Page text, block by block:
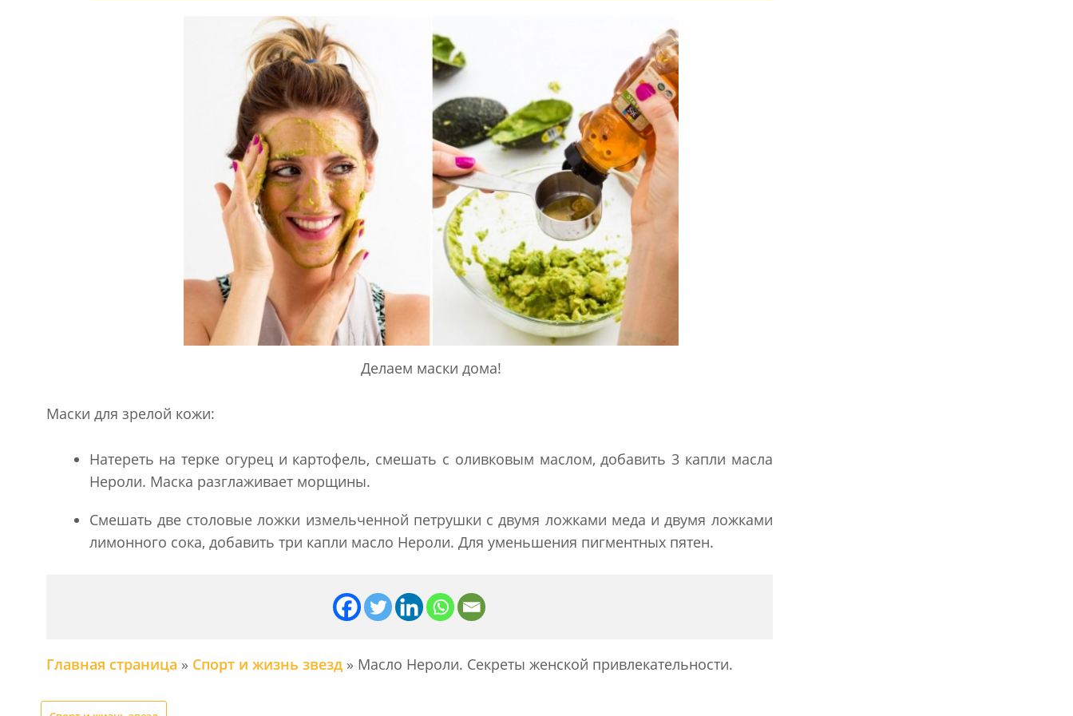
Делаем маски дома!
Маски для зрелой кожи:
Натереть на терке огурец и картофель, смешать с оливковым маслом, добавить 3 капли масла
Нероли. Маска разглаживает морщины.
Смешать две столовые ложки измельченной петрушки с двумя ложками меда и двумя ложками
лимонного сока, добавить три капли масло Нероли. Для уменьшения пигментных пятен.
Главная страница » Спорт и жизнь звезд» Масло Нероли. Секреты женской привлекательности.